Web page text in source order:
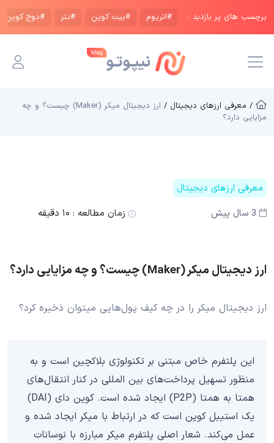
برچسب های پر بازدید : #اتریوم #بیت کوین #تتر #دوج کوین
/ معرفی ارزهای دیجیتال /
ارز دیجیتال میکر (Maker) چیست؟ و چه
مزایایی دارد؟
معرفی ارزهای دیجیتال
3 سال پیش
زمان مطالعه : ۱۰ دقیقه
ارز دیجیتال میکر (Maker) چیست؟ و چه مزایایی دارد؟
ارز دیجیتال میکر را در چه کیف پول‌هایی میتوان ذخیره کرد؟
این پلتفرم خاص مبتنی بر تکنولوژی بلاکچین است و به
منظور تسهیل پرداخت‌های بین المللی در کنار انتقال‌های
همتا به همتا (P2P) ایجاد شده است. کوین دای (DAI)
یک استیبل کوین است که در ارتباط با میکر ایجاد شده و
عمل می‌کند. شعار اصلی پلتفرم میکر مبارزه با نوسانات